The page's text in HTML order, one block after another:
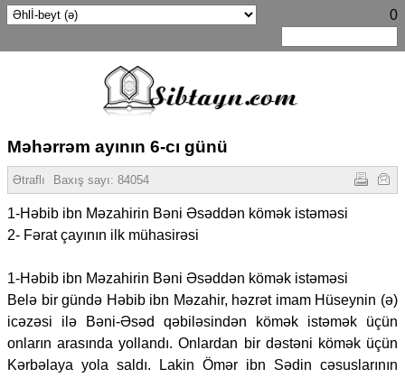
0
Məhərrəm ayının 6-cı günü
Ətraflı Baxış sayı: 84054
1-Həbib ibn Məzahirin Bəni Əsəddən kömək istəməsi
2- Fərat çayının ilk mühasirəsi
1-Həbib ibn Məzahirin Bəni Əsəddən kömək istəməsi
Belə bir gündə Həbib ibn Məzahir, həzrət imam Hüseynin (ə)
icəzəsi ilə Bəni-Əsəd qəbiləsindən kömək istəmək üçün
onların arasında yollandı. Onlardan bir dəstəni kömək üçün
Kərbəlaya yola saldı. Lakin Ömər ibn Sədin cəsuslarının